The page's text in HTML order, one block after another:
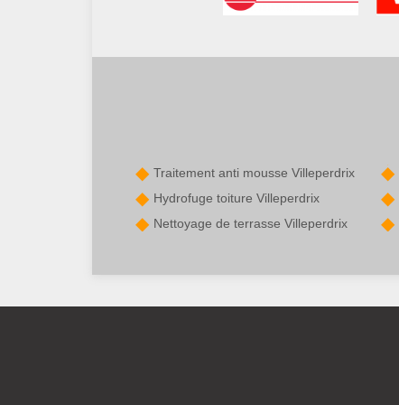
Traitement anti mousse Villeperdrix
Hydrofuge toiture Villeperdrix
Nettoyage de terrasse Villeperdrix